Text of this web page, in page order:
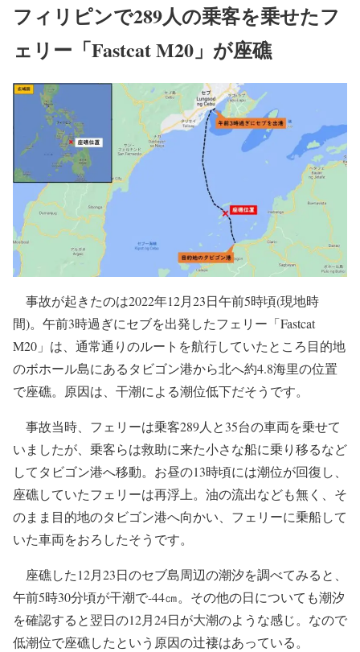
フィリピンで289人の乗客を乗せたフ
ェリー「Fastcat M20」が座礁
事故が起きたのは2022年12月23日午前5時頃(現地時
間)。午前3時過ぎにセブを出発したフェリー「Fastcat
M20」は、通常通りのルートを航行していたところ目的地
のボホール島にあるタビゴン港から北へ約4.8海里の位置
で座礁。原因は、干潮による潮位低下だそうです。
事故当時、フェリーは乗客289人と35台の車両を乗せて
いましたが、乗客らは救助に来た小さな船に乗り移るなど
してタビゴン港へ移動。お昼の13時頃には潮位が回復し、
座礁していたフェリーは再浮上。油の流出なども無く、そ
のまま目的地のタビゴン港へ向かい、フェリーに乗船して
いた車両をおろしたそうです。
座礁した12月23日のセブ島周辺の潮汐を調べてみると、
午前5時30分頃が干潮で-44㎝。その他の日についても潮汐
を確認すると翌日の12月24日が大潮のような感じ。なので
低潮位で座礁したという原因の辻褄はあっている。